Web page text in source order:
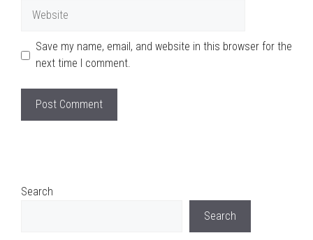
Save my name, email, and website in this browser for the
next time I comment.
Search
Search